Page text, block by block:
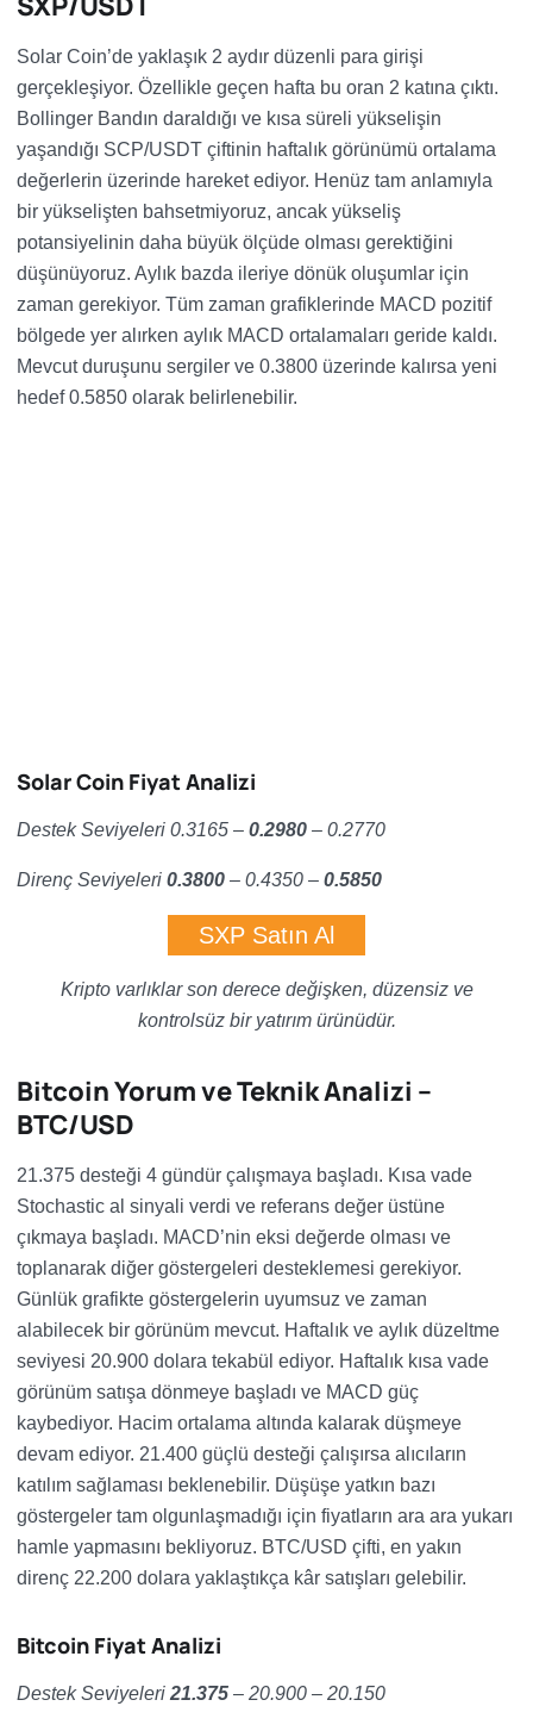
Solar Coin’de yaklaşık 2 aydır düzenli para girişi
gerçekleşiyor. Özellikle geçen hafta bu oran 2 katına çıktı.
Bollinger Bandın daraldığı ve kısa süreli yükselişin
yaşandığı SCP/USDT çiftinin haftalık görünümü ortalama
değerlerin üzerinde hareket ediyor. Henüz tam anlamıyla
bir yükselişten bahsetmiyoruz, ancak yükseliş
potansiyelinin daha büyük ölçüde olması gerektiğini
düşünüyoruz. Aylık bazda ileriye dönük oluşumlar için
zaman gerekiyor. Tüm zaman grafiklerinde MACD pozitif
bölgede yer alırken aylık MACD ortalamaları geride kaldı.
Mevcut duruşunu sergiler ve 0.3800 üzerinde kalırsa yeni
hedef 0.5850 olarak belirlenebilir.
Solar Coin Fiyat Analizi
Destek Seviyeleri 0.3165 – 0.2980 – 0.2770
Direnç Seviyeleri 0.3800 – 0.4350 – 0.5850
SXP Satın Al
Kripto varlıklar son derece değişken, düzensiz ve
kontrolsüz bir yatırım ürünüdür.
Bitcoin Yorum ve Teknik Analizi –
BTC/USD
21.375 desteği 4 gündür çalışmaya başladı. Kısa vade
Stochastic al sinyali verdi ve referans değer üstüne
çıkmaya başladı. MACD’nin eksi değerde olması ve
toplanarak diğer göstergeleri desteklemesi gerekiyor.
Günlük grafikte göstergelerin uyumsuz ve zaman
alabilecek bir görünüm mevcut. Haftalık ve aylık düzeltme
seviyesi 20.900 dolara tekabül ediyor. Haftalık kısa vade
görünüm satışa dönmeye başladı ve MACD güç
kaybediyor. Hacim ortalama altında kalarak düşmeye
devam ediyor. 21.400 güçlü desteği çalışırsa alıcıların
katılım sağlaması beklenebilir. Düşüşe yatkın bazı
göstergeler tam olgunlaşmadığı için fiyatların ara ara yukarı
hamle yapmasını bekliyoruz. BTC/USD çifti, en yakın
direnç 22.200 dolara yaklaştıkça kâr satışları gelebilir.
Bitcoin Fiyat Analizi
Destek Seviyeleri 21.375 – 20.900 – 20.150